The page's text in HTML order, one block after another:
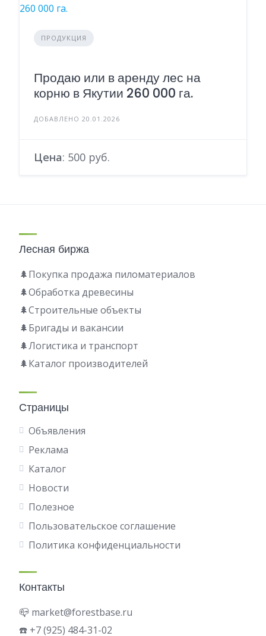
ПРОДУКЦИЯ
Продаю или в аренду лес на
корню в Якутии 260 000 га.
ДОБАВЛЕНО 20.01.2026
Цена: 500 руб.
Лесная биржа
🌲Покупка продажа пиломатериалов
🌲Обработка древесины
🌲Строительные объекты
🌲Бригады и вакансии
🌲Логистика и транспорт
🌲Каталог производителей
Страницы
Объявления
Реклама
Каталог
Новости
Полезное
Пользовательское соглашение
Политика конфиденциальности
Контакты
📪 market@forestbase.ru
☎️ +7 (925) 484-31-02